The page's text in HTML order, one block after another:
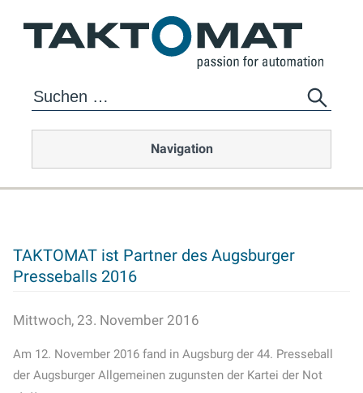
Navigation
TAKTOMAT ist Partner des Augsburger
Presseballs 2016
Mittwoch, 23. November 2016
Am 12. November 2016 fand in Augsburg der 44. Presseball
der Augsburger Allgemeinen zugunsten der Kartei der Not